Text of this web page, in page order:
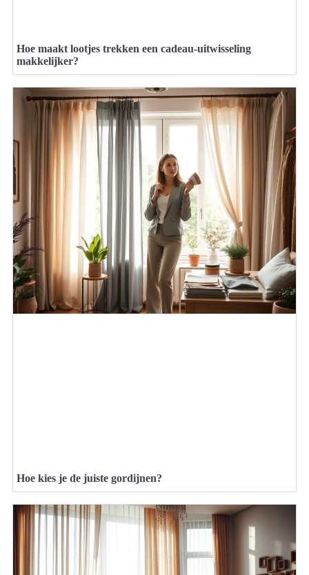
Hoe maakt lootjes trekken een cadeau-uitwisseling
makkelijker?
Hoe kies je de juiste gordijnen?